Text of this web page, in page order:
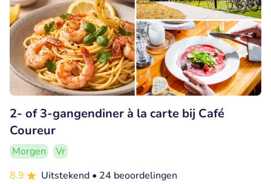
2- of 3-gangendiner à la carte bij Café
Coureur
Morgen
Vr
8.9
Uitstekend • 24 beoordelingen